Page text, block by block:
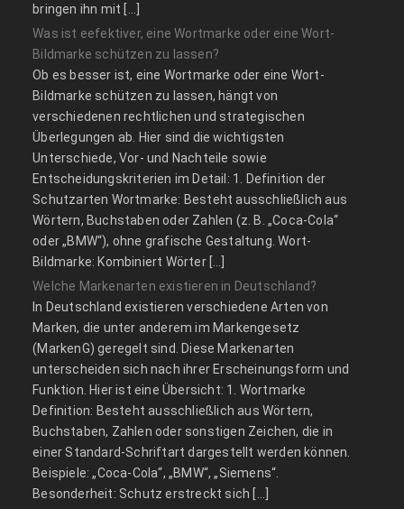
bringen ihn mit […]
Was ist eefektiver, eine Wortmarke oder eine Wort-
Bildmarke schützen zu lassen?
Ob es besser ist, eine Wortmarke oder eine Wort-
Bildmarke schützen zu lassen, hängt von
verschiedenen rechtlichen und strategischen
Überlegungen ab. Hier sind die wichtigsten
Unterschiede, Vor- und Nachteile sowie
Entscheidungskriterien im Detail: 1. Definition der
Schutzarten Wortmarke: Besteht ausschließlich aus
Wörtern, Buchstaben oder Zahlen (z. B. „Coca-Cola“
oder „BMW“), ohne grafische Gestaltung. Wort-
Bildmarke: Kombiniert Wörter […]
Welche Markenarten existieren in Deutschland?
In Deutschland existieren verschiedene Arten von
Marken, die unter anderem im Markengesetz
(MarkenG) geregelt sind. Diese Markenarten
unterscheiden sich nach ihrer Erscheinungsform und
Funktion. Hier ist eine Übersicht: 1. Wortmarke
Definition: Besteht ausschließlich aus Wörtern,
Buchstaben, Zahlen oder sonstigen Zeichen, die in
einer Standard-Schriftart dargestellt werden können.
Beispiele: „Coca-Cola“, „BMW“, „Siemens“.
Besonderheit: Schutz erstreckt sich […]